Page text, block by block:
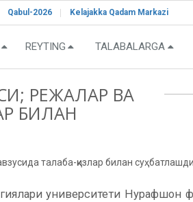
Qabul-2026 Kelajakka Qadam Markazi
REYTING TALABALARGA
РЕЖАЛАР ВА
БИЛАН
талаба-қизлар билан
университети Нурафшон